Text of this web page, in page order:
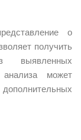
о
получить
выявленных
анализа может